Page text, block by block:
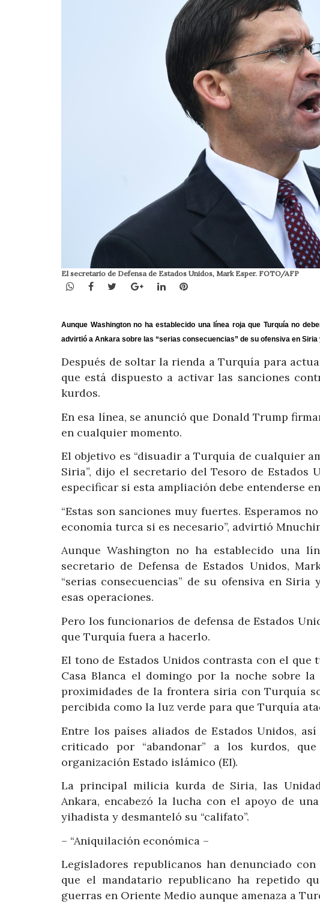
El secretario de Defensa de Estados Unidos, Mark Esper. FOTO/AFP
WhatsApp
Facebook
TwitterGoogle+LinkedInPinterest
Aunque Washington no ha establecido una línea roja que Turquía no
advirtió a Ankara sobre las “serias consecuencias” de su ofensiva en
Después de soltar la rienda a Turquía para
que está dispuesto a activar las sanciones
kurdos.
En esa línea, se anunció que Donald Trump
en cualquier momento.
El objetivo es “disuadir a Turquía de cualquier
Siria”, dijo el secretario del Tesoro de Estados
especificar si esta ampliación debe entenderse
“Estas son sanciones muy fuertes. Esperamos
economía turca si es necesario”, advirtió
Aunque Washington no ha establecido una
secretario de Defensa de Estados Unidos,
“serias consecuencias” de su ofensiva en
esas operaciones.
Pero los funcionarios de defensa de Estados
que Turquía fuera a hacerlo.
El tono de Estados Unidos contrasta con el que
Casa Blanca el domingo por la noche sobre
proximidades de la frontera siria con Turquía
percibida como la luz verde para que Turquía
Entre los países aliados de Estados Unidos,
criticado por “abandonar” a los kurdos,
organización Estado islámico (EI).
La principal milicia kurda de Siria, las
Ankara, encabezó la lucha con el apoyo de
yihadista y desmanteló su “califato”.
– “Aniquilación económica –
Legisladores republicanos han denunciado
que el mandatario republicano ha repetido
guerras en Oriente Medio aunque amenaza a